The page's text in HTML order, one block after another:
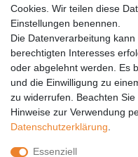
PARTNER
DHL
GLS
PaketPLUS
SPONSORING
Cookies. Wir teilen diese
Einstellungen benennen.
Die Datenverarbeitung
berechtigten Interesses
oder abgelehnt werden. Es
und die Einwilligung zu
zu widerrufen. Beachten Sie
Hinweise zur Verwendung
Daten­schutz­erklärung
Essenziell